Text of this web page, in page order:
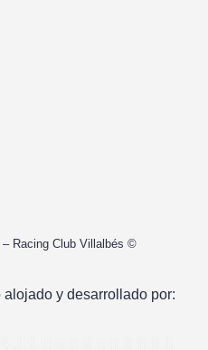
Racing Club Villalbés ©
alojado y desarrollado por: